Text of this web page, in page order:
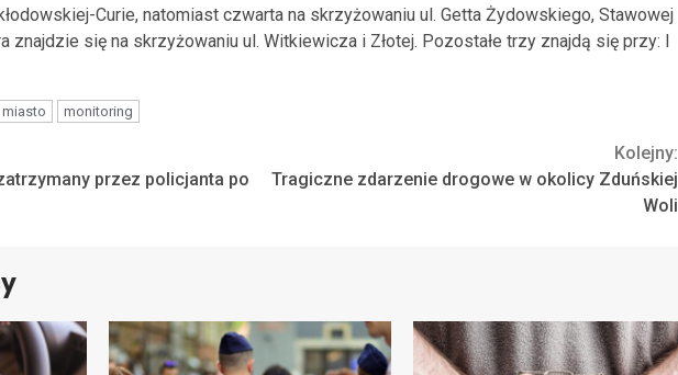
Curie, natomiast czwarta na skrzyżowaniu ul. Getta Żydowskiego, Stawowej
znajdzie się na skrzyżowaniu ul. Witkiewicza i Złotej. Pozostałe trzy znajdą się przy: I
miasto monitoring
przez policjanta po
Kolejny:
Tragiczne zdarzenie drogowe w okolicy Zduńskiej
Woli